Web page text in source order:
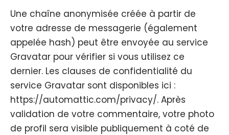
Une chaîne anonymisée créée à partir de
votre adresse de messagerie (également
appelée hash) peut être envoyée au service
Gravatar pour vérifier si vous utilisez ce
dernier. Les clauses de confidentialité du
service Gravatar sont disponibles ici :
https://automattic.com/privacy/. Après
validation de votre commentaire, votre photo
de profil sera visible publiquement à coté de